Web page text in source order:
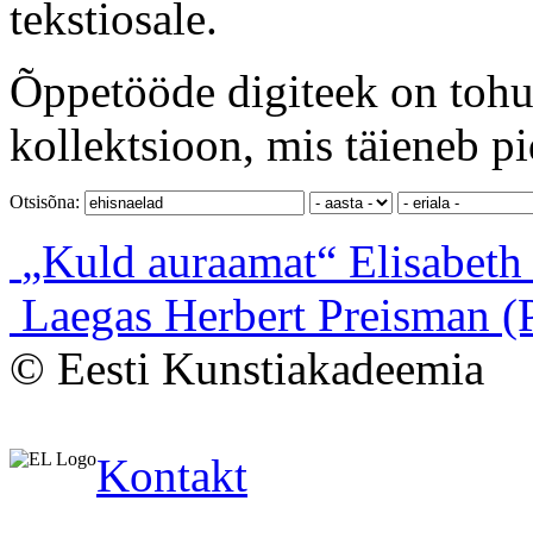
tekstiosale.
Õppetööde digiteek on
kollektsioon, mis täieneb
Otsisõna:
„Kuld auraamat“
Laegas Herbert Preisman
© Eesti Kunstiakadeemia
Kontakt